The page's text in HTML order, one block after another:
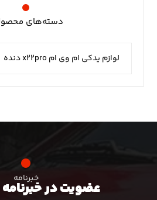
دسته‌های
خبرنامه
عضویت در خبرنامه